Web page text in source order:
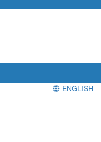
ENGLISH